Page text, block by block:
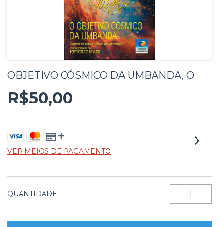
OBJETIVO CÓSMICO DA UMBANDA, O
R$50,00
VER MEIOS DE PAGAMENTO
QUANTIDADE